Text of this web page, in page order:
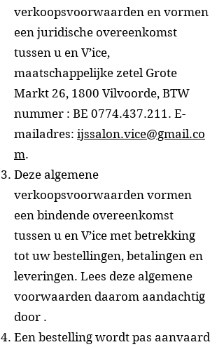
verkoopsvoorwaarden en vormen
een juridische overeenkomst
tussen u en V’ice,
maatschappelijke zetel Grote
Markt 26, 1800 Vilvoorde, BTW
nummer : BE 0774.437.211. E-
mailadres: ijssalon.vice@gmail.co
m.
Deze algemene
verkoopsvoorwaarden vormen
een bindende overeenkomst
tussen u en V’ice met betrekking
tot uw bestellingen, betalingen en
leveringen. Lees deze algemene
voorwaarden daarom aandachtig
door .
Een bestelling wordt pas aanvaard